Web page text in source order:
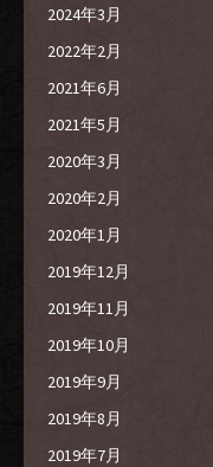
2024年3月
2022年2月
2021年6月
2021年5月
2020年3月
2020年2月
2020年1月
2019年12月
2019年11月
2019年10月
2019年9月
2019年8月
2019年7月